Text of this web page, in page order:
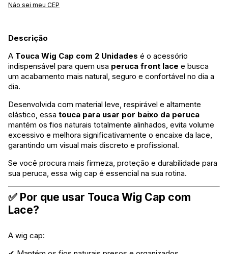
Não sei meu CEP
Descrição
A Touca Wig Cap com 2 Unidades é o acessório
indispensável para quem usa peruca front lace e busca
um acabamento mais natural, seguro e confortável no dia a
dia.
Desenvolvida com material leve, respirável e altamente
elástico, essa touca para usar por baixo da peruca
mantém os fios naturais totalmente alinhados, evita volume
excessivo e melhora significativamente o encaixe da lace,
garantindo um visual mais discreto e profissional.
Se você procura mais firmeza, proteção e durabilidade para
sua peruca, essa wig cap é essencial na sua rotina.
✅ Por que usar Touca Wig Cap com
Lace?
A wig cap: